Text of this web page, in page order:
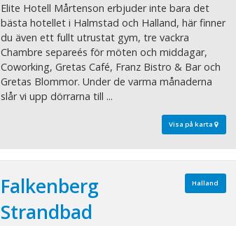
Elite Hotell Mårtenson erbjuder inte bara det
bästa hotellet i Halmstad och Halland, här finner
du även ett fullt utrustat gym, tre vackra
Chambre separeés för möten och middagar,
Coworking, Gretas Café, Franz Bistro & Bar och
Gretas Blommor. Under de varma månaderna
slår vi upp dörrarna till ...
Visa på karta
Halland
Falkenberg
Strandbad